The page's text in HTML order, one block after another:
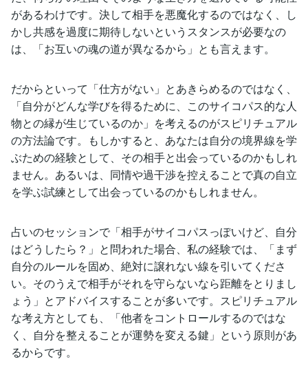
があるわけです。決して相手を悪魔化するのではなく、し
かし共感を過度に期待しないというスタンスが必要なの
は、「お互いの魂の道が異なるから」とも言えます。
だからといって「仕方がない」とあきらめるのではなく、
「自分がどんな学びを得るために、このサイコパス的な人
物との縁が生じているのか」を考えるのがスピリチュアル
の方法論です。もしかすると、あなたは自分の境界線を学
ぶための経験として、その相手と出会っているのかもしれ
ません。あるいは、同情や過干渉を控えることで真の自立
を学ぶ試練として出会っているのかもしれません。
占いのセッションで「相手がサイコパスっぽいけど、自分
はどうしたら？」と問われた場合、私の経験では、「まず
自分のルールを固め、絶対に譲れない線を引いてくださ
い。そのうえで相手がそれを守らないなら距離をとりまし
ょう」とアドバイスすることが多いです。スピリチュアル
な考え方としても、「他者をコントロールするのではな
く、自分を整えることが運勢を変える鍵」という原則があ
るからです。